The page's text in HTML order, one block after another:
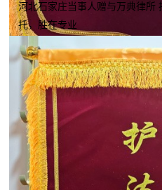
河北石家庄当事人赠与万典律所
托，胜在专业